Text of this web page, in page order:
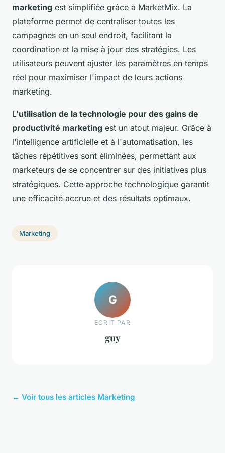
marketing est simplifiée grâce à MarketMix. La
plateforme permet de centraliser toutes les
campagnes en un seul endroit, facilitant la
coordination et la mise à jour des stratégies. Les
utilisateurs peuvent ajuster les paramètres en temps
réel pour maximiser l'impact de leurs actions
marketing.
L'utilisation de la technologie pour des gains de
productivité marketing est un atout majeur. Grâce à
l'intelligence artificielle et à l'automatisation, les
tâches répétitives sont éliminées, permettant aux
marketeurs de se concentrer sur des initiatives plus
stratégiques. Cette approche technologique garantit
une efficacité accrue et des résultats optimaux.
Marketing
G
ECRIT PAR
guy
← Voir tous les articles Marketing